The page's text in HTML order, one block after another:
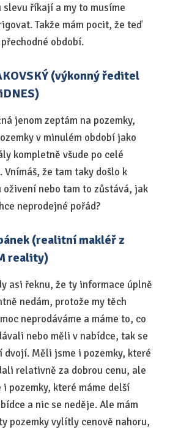
slevu říkají a my to musíme
Takže mám pocit, že teď
období.
(výkonný ředitel
jenom zeptám na pozemky,
v minulém období jako
kompletně všude po celé
Vnímáš, že tam taky došlo k
oživení nebo tam to zůstává, jak
neprodejné pořád?
(realitní makléř z
reality)
asi řeknu, že ty informace úplně
nedám, protože my těch
neprodáváme a máme to, co
nebo měli v nabídce, tak se
dvojí. Měli jsme i pozemky, které
relativně za dobrou cenu, ale
i pozemky, které máme delší
a nic se neděje. Ale mám
pozemky vylítly cenově nahoru,